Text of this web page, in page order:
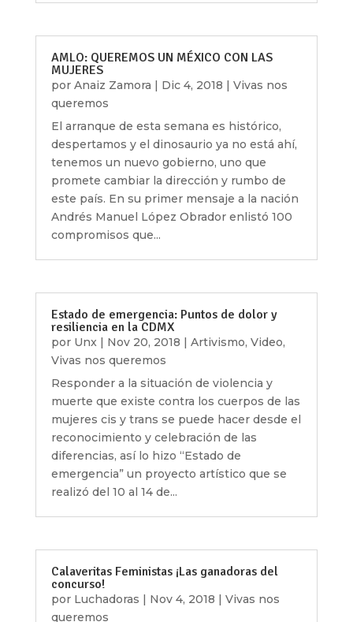
AMLO: QUEREMOS UN MÉXICO CON LAS
MUJERES
por Anaiz Zamora | Dic 4, 2018 | Vivas nos
queremos
El arranque de esta semana es histórico,
despertamos y el dinosaurio ya no está ahí,
tenemos un nuevo gobierno, uno que
promete cambiar la dirección y rumbo de
este país. En su primer mensaje a la nación
Andrés Manuel López Obrador enlistó 100
compromisos que...
Estado de emergencia: Puntos de dolor y
resiliencia en la CDMX
por Unx| Nov 20, 2018 | Artivismo, Video,
Vivas nos queremos
Responder a la situación de violencia y
muerte que existe contra los cuerpos de las
mujeres cis y trans se puede hacer desde el
reconocimiento y celebración de las
diferencias, así lo hizo “Estado de
emergencia” un proyecto artístico que se
realizó del 10 al 14 de...
Calaveritas Feministas ¡Las ganadoras del
concurso!
por Luchadoras | Nov 4, 2018 | Vivas nos
queremos